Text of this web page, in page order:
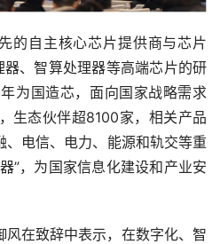
的自主核心芯片提供商与芯片
器、智算处理器等高端芯片的研
为国造芯，面向国家战略需求
生态伙伴超8100家，相关产品
、电信、电力、能源和轨交等重
”，为国家信息化建设和产业安
风在致辞中表示，在数字化、智